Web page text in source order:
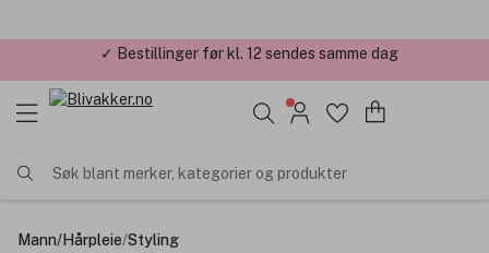
✓ Årets Nettbutikk 2026 og 2025
Søk blant merker, kategorier og produkter
Mann/Hårpleie/Styling